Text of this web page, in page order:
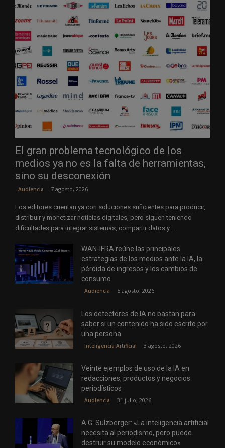
El gran problema tecnológico de los
medios ya no es la falta de herramientas,
sino su desconexión
Audiencia 7 agosto, 2026
Los editores cuentan ya con soluciones suficientes para producir,
distribuir y monetizar noticias digitales, pero siguen teniendo
dificultades para integrar sistemas, compartir datos y...
WAN-IFRA reúne las principales
estrategias de los medios ante la IA, la
pérdida de ingresos y los cambios de
consumo
Audiencia 5 agosto, 2026
Los detectores de IA no bastan para
saber si un contenido ha sido escrito por
una persona
Inteligencia Artificial 3 agosto, 2026
Veinte ejemplos de uso de la IA en
redacciones, productos y negocios
periodísticos
Audiencia 31 julio, 2026
A.G. Sulzberger: «La inteligencia artificial
necesita al periodismo, pero puede
destruir su modelo económico»